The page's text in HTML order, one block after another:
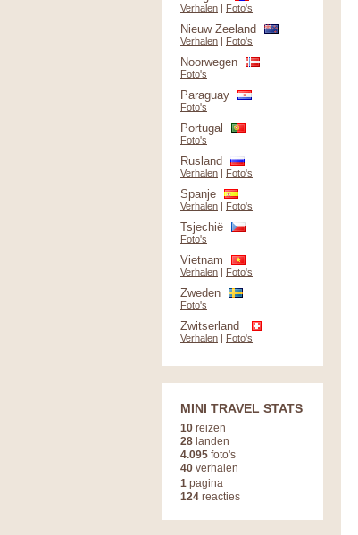
Verhalen | Foto's
Nieuw Zeeland
Verhalen | Foto's
Noorwegen
Foto's
Paraguay
Foto's
Portugal
Foto's
Rusland
Verhalen | Foto's
Spanje
Verhalen | Foto's
Tsjechië
Foto's
Vietnam
Verhalen | Foto's
Zweden
Foto's
Zwitserland
Verhalen | Foto's
MINI TRAVEL STATS
10 reizen
28 landen
4.095 foto's
40 verhalen
1 pagina
124 reacties